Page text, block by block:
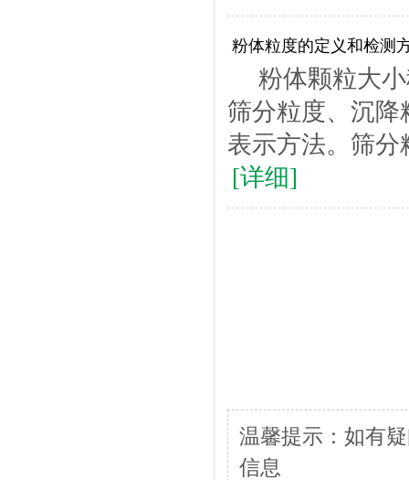
粉体粒度的定义和检测
粉体颗粒大小
筛分粒度、沉
表示方法。筛
[详细]
温馨提示：如有
信息